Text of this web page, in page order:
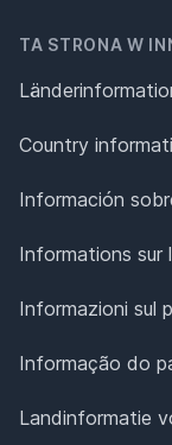
TA STRONA W
Country
Información
Informations sur
Informazioni sul
Informação do
Landinformatie